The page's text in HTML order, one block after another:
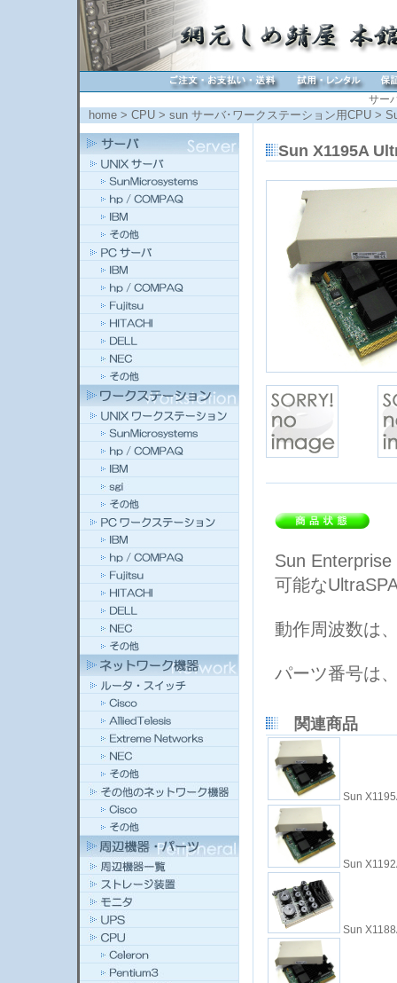
サー
home > CPU > sun サーバ･ワークステーション用CPU >
Sun X1195A
Sun
可能な
動作周波数は
パーツ番号は
関連商品
Sun
Sun
Sun